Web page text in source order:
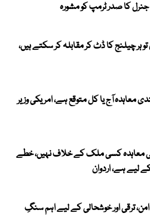
کا صدر ٹرمپ کو مشورہ
ہر چیلنج کا ڈٹ کر مقابلہ کر سکتے ہیں،
معاہدہ آج یا کل متوقع ہے، امریکی وزیر
معاہدہ کسی ملک کے خلاف نہیں، خطے
لیے ہے، اردوان
ترقی اور خوشحالی کے لیے اہم سنگِ